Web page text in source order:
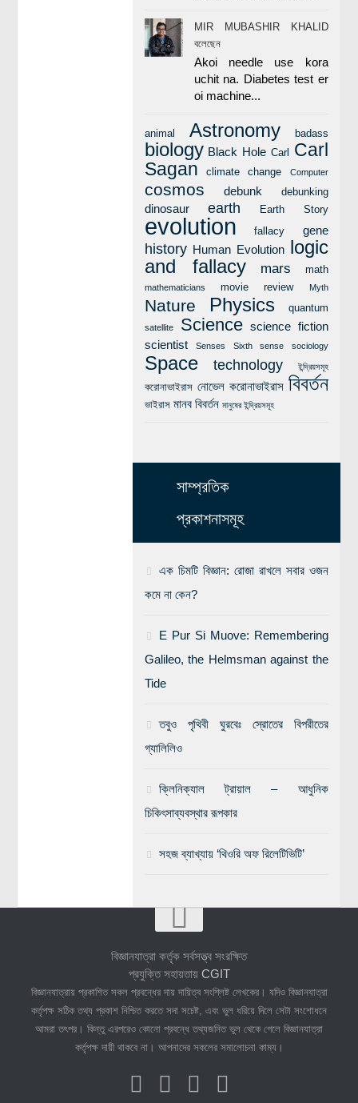
MIR MUBASHIR KHALID
বলেছেন
Akoi needle use kora
uchit na. Diabetes test er
oi machine...
animal Astronomy badass
biology Black Hole Carl
Carl
Sagan
climate change Computer
cosmos debunk debunking
dinosaur earth Earth Story
evolution fallacy gene
history Human Evolution
logic
and fallacy
mars math
mathematicians movie review Myth
Nature Physics quantum
satellite Science science fiction
scientist
Senses Sixth sense sociology
Space technology ইন্দ্রিয়সমূহ
করোনাভাইরাস নোভেল করোনাভাইরাস বিবর্তন
ভাইরাস মানব বিবর্তন মানুষের ইন্দ্রিয়সমূহ
সাম্প্রতিক
প্রকাশনাসমূহ
এক চিমটি বিজ্ঞান: রোজা রাখলে সবার ওজন
কমে না কেন?
E Pur Si Muove: Remembering
Galileo, the Helmsman against the
Tide
তবুও পৃথিবী ঘুরবেঃ স্রোতের বিপরীতের
গ্যালিলিও
ক্লিনিক্যাল ট্রায়াল – আধুনিক
চিকিৎসাব্যবস্থার রূপকার
সহজ ব্যাখ্যায় ‘থিওরি অফ রিলেটিভিটি’
বিজ্ঞানযাত্রা কর্তৃক সর্বসত্ত্ব সংরক্ষিত
প্রযুক্তি সহায়তায় CGIT
বিজ্ঞানযাত্রায় প্রকাশিত সকল প্রবন্ধের দায় দায়িত্ব সংশ্লিষ্ট লেখকের। যদিও বিজ্ঞানযাত্রা
কর্তৃপক্ষ সঠিক তথ্য প্রকাশ নিশ্চিত করতে সদা সচেষ্ট, এবং ভুল ধরিয়ে দিলে সেটা সংশোধনে
আমরা তৎপর। কিন্তু এরপরেও কোনো প্রবন্ধে তথ্যজনিত ভুল থেকে গেলে বিজ্ঞানযাত্রা
কর্তৃপক্ষ দায়ী থাকবে না। আপনাদের সকলের সমালোচনা কাম্য।